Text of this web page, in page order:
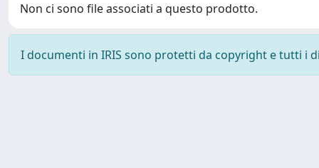
Non ci sono file associati a questo prodotto.
I documenti in IRIS sono protetti da copyright e tutti i